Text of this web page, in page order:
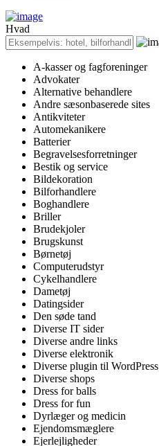
Hvad
A-kasser og fagforeninger
Advokater
Alternative behandlere
Andre sæsonbaserede sites
Antikviteter
Automekanikere
Batterier
Begravelsesforretninger
Bestik og service
Bildekoration
Bilforhandlere
Boghandlere
Briller
Brudekjoler
Brugskunst
Børnetøj
Computerudstyr
Cykelhandlere
Dametøj
Datingsider
Den søde tand
Diverse IT sider
Diverse andre links
Diverse elektronik
Diverse plugin til WordPress
Diverse shops
Dress for balls
Dress for fun
Dyrlæger og medicin
Ejendomsmæglere
Ejerlejligheder